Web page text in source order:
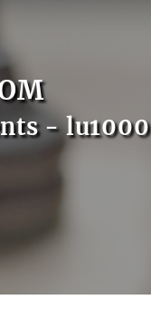
- lu1000